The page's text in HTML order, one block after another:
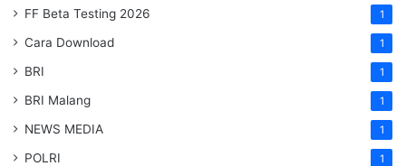
FF Beta Testing 2026 1
Cara Download 1
BRI 1
BRI Malang 1
NEWS MEDIA 1
POLRI 1